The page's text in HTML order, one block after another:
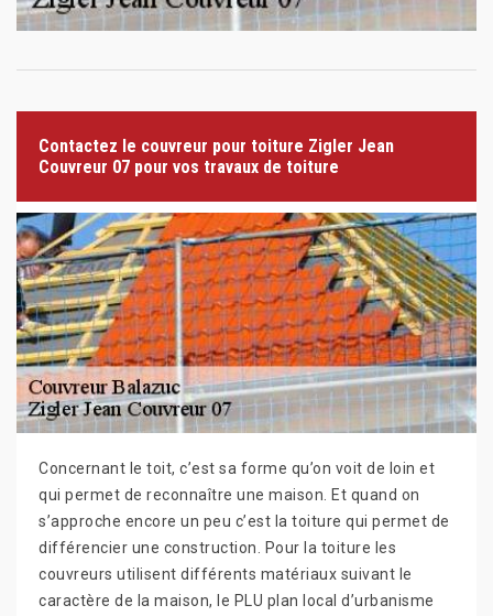
Contactez le couvreur pour toiture Zigler Jean
Couvreur 07 pour vos travaux de toiture
Concernant le toit, c’est sa forme qu’on voit de loin et
qui permet de reconnaître une maison. Et quand on
s’approche encore un peu c’est la toiture qui permet de
différencier une construction. Pour la toiture les
couvreurs utilisent différents matériaux suivant le
caractère de la maison, le PLU plan local d’urbanisme